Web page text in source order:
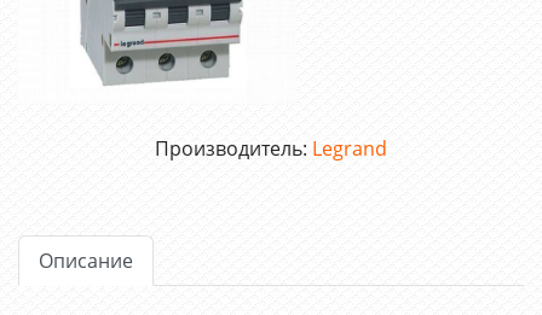
Производитель: Legrand
Описание